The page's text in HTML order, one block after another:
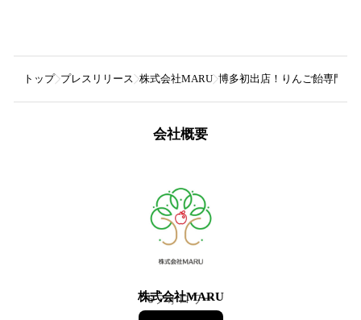
トップ プレスリリース 株式会社MARU 博多初出店！りんご飴専門店
会社概要
株式会社MARU
6フォロワー